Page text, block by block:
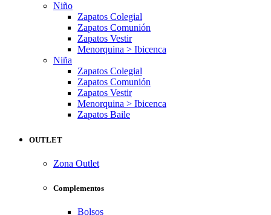
Niño
Zapatos Colegial
Zapatos Comunión
Zapatos Vestir
Menorquina > Ibicenca
Niña
Zapatos Colegial
Zapatos Comunión
Zapatos Vestir
Menorquina > Ibicenca
Zapatos Baile
OUTLET
Zona Outlet
Complementos
Bolsos